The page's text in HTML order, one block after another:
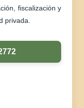
fiscalización y
privada.